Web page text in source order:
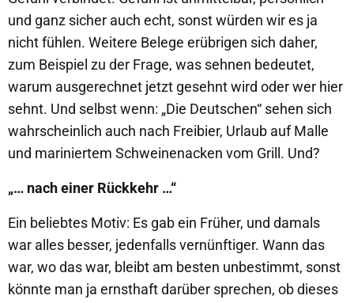
und ganz sicher auch echt, sonst würden wir es ja
nicht fühlen. Weitere Belege erübrigen sich daher,
zum Beispiel zu der Frage, was sehnen bedeutet,
warum ausgerechnet jetzt gesehnt wird oder wer hier
sehnt. Und selbst wenn: „Die Deutschen“ sehen sich
wahrscheinlich auch nach Freibier, Urlaub auf Malle
und mariniertem Schweinenacken vom Grill. Und?
„… nach einer Rückkehr …“
Ein beliebtes Motiv: Es gab ein Früher, und damals
war alles besser, jedenfalls vernünftiger. Wann das
war, wo das war, bleibt am besten unbestimmt, sonst
könnte man ja ernsthaft darüber sprechen, ob dieses